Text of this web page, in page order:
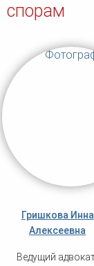
спорам
Гришкова Инна
Алексеевна
Ведущий